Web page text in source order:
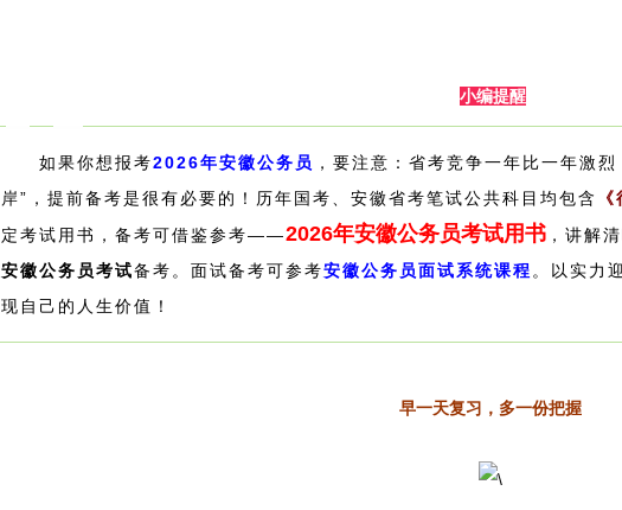
小编提醒
如果你想报考2026年安徽公务员 ，要注意：省考竞争一年比一年激
岸”，提前备考是很有必要的！
历年国考、安徽省考笔试公共科目均包含
定考试用书，备考可借鉴参考——2026年安徽公务员考试用书 ，讲解
安徽公务员考试备考。面试备考可参考安徽公务员面试系统课程 。
以实力
现自己的人生价值！
早一天复习，多一份把握